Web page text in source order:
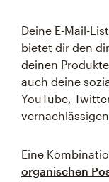
Deine E-Mail-
bietet dir den
deinen
auch deine
YouTube,
Eine
organischen